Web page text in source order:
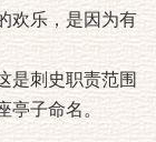
欢乐，是因为有
刺史职责范围
亭子命名。